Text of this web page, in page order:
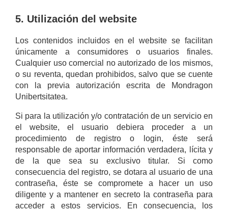
5. Utilización del website
Los contenidos incluidos en el website se facilitan
únicamente a consumidores o usuarios finales.
Cualquier uso comercial no autorizado de los mismos,
o su reventa, quedan prohibidos, salvo que se cuente
con la previa autorización escrita de Mondragon
Unibertsitatea.
Si para la utilización y/o contratación de un servicio en
el website, el usuario debiera proceder a un
procedimiento de registro o login, éste será
responsable de aportar información verdadera, lícita y
de la que sea su exclusivo titular. Si como
consecuencia del registro, se dotara al usuario de una
contraseña, éste se compromete a hacer un uso
diligente y a mantener en secreto la contraseña para
acceder a estos servicios. En consecuencia, los